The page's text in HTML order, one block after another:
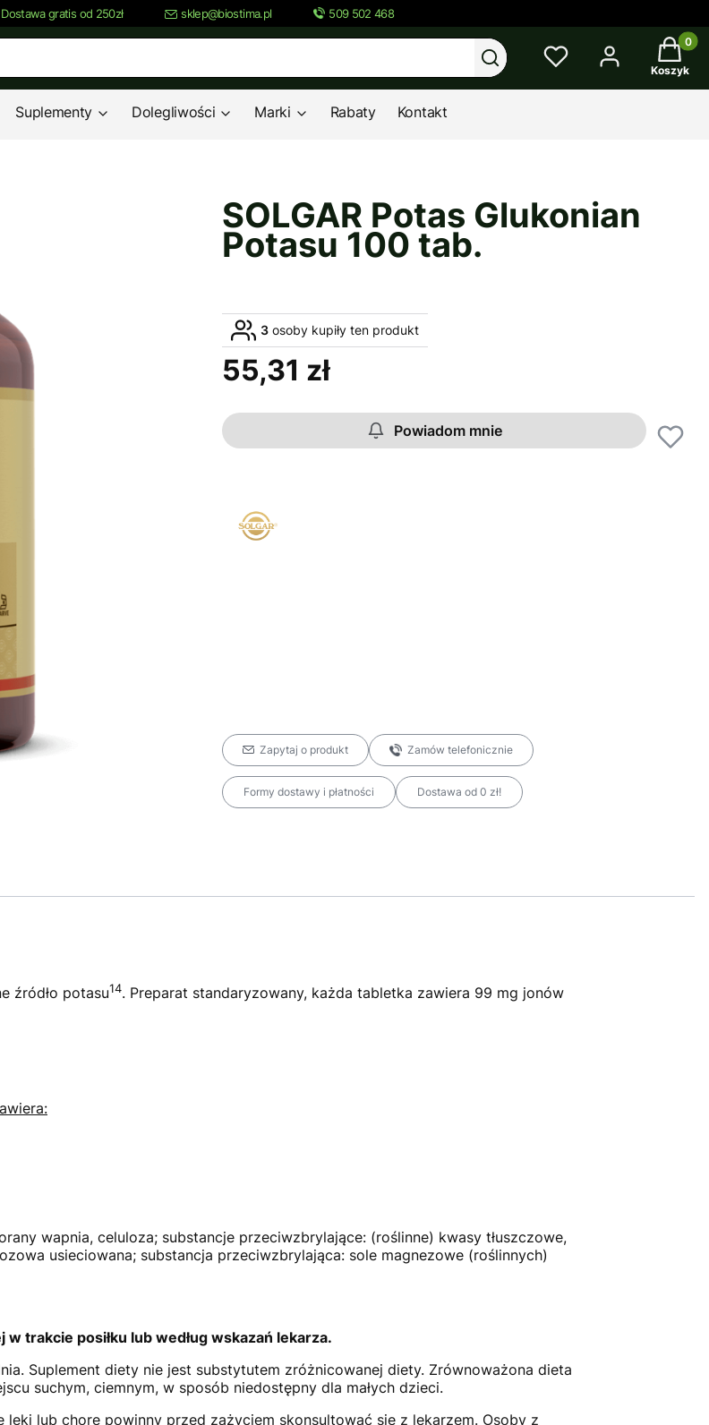
Dostawa gratis od 250zł sklep@biostima.pl 509 502 468
WyczyśćSzukaj
Twój
Koszyk
Suplementy Dolegliwości Marki Rabaty Kontakt
SOLGAR Potas Glukonian
Potasu 100 tab.
3 osoby kupiły ten produkt
Cena
55,31 zł
Powiadom mnie
Zapytaj o produkt Zamów telefonicznie
Formy dostawy i płatności Dostawa od 0 zł!
źródło potasu14. Preparat standaryzowany, każda tabletka zawiera 99 mg jonów
wapnia, celuloza; substancje przeciwzbrylające: (roślinne) kwasy tłuszczowe,
usieciowana; substancja przeciwzbrylająca: sole magnezowe (roślinnych)
trakcie posiłku lub według wskazań lekarza.
Suplement diety nie jest substytutem zróżnicowanej diety. Zrównoważona dieta
suchym, ciemnym, w sposób niedostępny dla małych dzieci.
lub chore powinny przed zażyciem skonsultować się z lekarzem. Osoby z